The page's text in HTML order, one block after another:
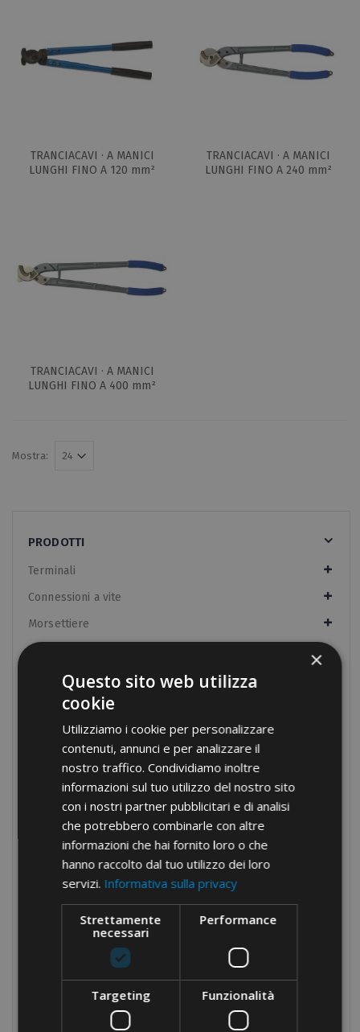
TRANCIACAVI · A MANICI
LUNGHI FINO A 120 mm²
TRANCIACAVI · A MANICI
LUNGHI FINO A 240 mm²
TRANCIACAVI · A MANICI
LUNGHI FINO A 400 mm²
Mostra:
PRODOTTI
Terminali
Connessioni a vite
Morsettiere
Morsettiere da quadro
Pressacavi in nylon
Pressacavi in ottone
Fascette
Guaine Termorestringenti
Componenti per quadri
Attrezzature manuali
Aggraffatrici HB
Aggraffatrici CRIM
Aggraffatrici CRIMDEM
Aggraffatrici CRIMPAR
Aggraffatrici parallele
Aggraffatrici per RJ
Aggraffatrici per bussola in bandella
×
Questo sito web utilizza
cookie
Utilizziamo i cookie per personalizzare
contenuti, annunci e per analizzare il
nostro traffico. Condividiamo inoltre
informazioni sul tuo utilizzo del nostro sito
con i nostri partner pubblicitari e di analisi
che potrebbero combinarle con altre
informazioni che hai fornito loro o che
hanno raccolto dal tuo utilizzo dei loro
servizi. Informativa sulla privacy
Strettamente
necessari
Performance
Targeting Funzionalità